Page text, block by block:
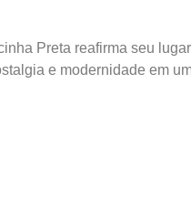
Preta reafirma seu
e modernidade em